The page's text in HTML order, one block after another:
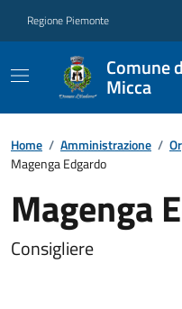
Regione Piemonte
Comune
Micca
Home / Amministrazione /
Magenga Edgardo
Magenga
Consigliere